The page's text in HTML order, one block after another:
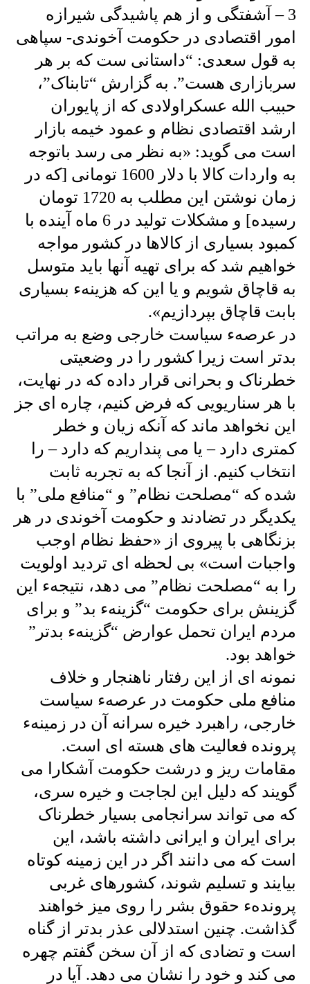
3 – آشفتگی و از هم پاشیدگی شیرازه
امور اقتصادی در حکومت آخوندی- سپاهی
به قول سعدی: “داستانی ست که بر هر
سربازاری هست”. به گزارش “تابناک”،
حبیب الله عسکراولادی که از پایوران
ارشد اقتصادی نظام و عمود خیمه بازار
است می گوید: «به نظر می رسد باتوجه
به واردات کالا با دلار 1600 تومانی [که در
زمان نوشتن این مطلب به 1720 تومان
رسیده] و مشکلات تولید در 6 ماه آینده با
کمبود بسیاری از کالاها در کشور مواجه
خواهیم شد که برای تهیه آنها باید متوسل
به قاچاق شویم و یا این که هزینهء بسیاری
بابت قاچاق بپردازیم».
در عرصهء سیاست خارجی وضع به مراتب
بدتر است زیرا کشور را در وضعیتی
خطرناک و بحرانی قرار داده که در نهایت،
با هر سناریویی که فرض کنیم، چاره ای جز
این نخواهد ماند که آنکه زیان و خطر
کمتری دارد – یا می پنداریم که دارد – را
انتخاب کنیم. از آنجا که به تجربه ثابت
شده که “مصلحت نظام” و “منافع ملی” با
یکدیگر در تضادند و حکومت آخوندی در هر
بزنگاهی با پیروی از «حفظ نظام اوجب
واجبات است» بی لحظه ای تردید اولویت
را به “مصلحت نظام” می دهد، نتیجهء این
گزینش برای حکومت “گزینهء بد” و برای
مردم ایران تحمل عوارض “گزینهء بدتر”
خواهد بود.
نمونه ای از این رفتار ناهنجار و خلاف
منافع ملی حکومت در عرصهء سیاست
خارجی، راهبرد خیره سرانه آن در زمینهء
پرونده فعالیت های هسته ای است.
مقامات ریز و درشت حکومت آشکارا می
گویند که دلیل این لجاجت و خیره سری،
که می تواند سرانجامی بسیار خطرناک
برای ایران و ایرانی داشته باشد، این
است که می دانند اگر در این زمینه کوتاه
بیایند و تسلیم شوند، کشورهای غربی
پروندهء حقوق بشر را روی میز خواهند
گذاشت. چنین استدلالی عذر بدتر از گناه
است و تضادی که از آن سخن گفتم چهره
می کند و خود را نشان می دهد. آیا در